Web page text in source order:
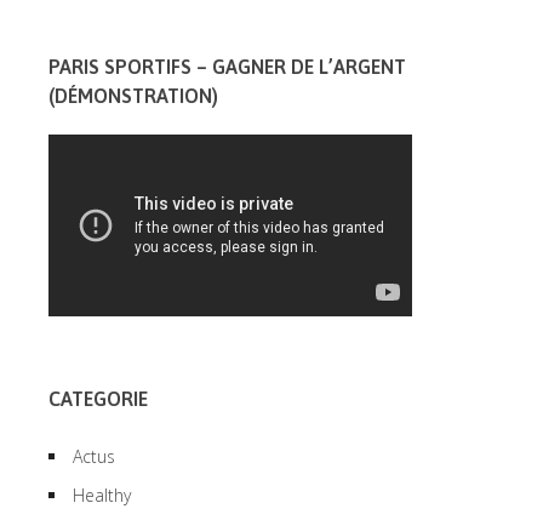
PARIS SPORTIFS – GAGNER DE L’ARGENT
(DÉMONSTRATION)
CATEGORIE
Actus
Healthy